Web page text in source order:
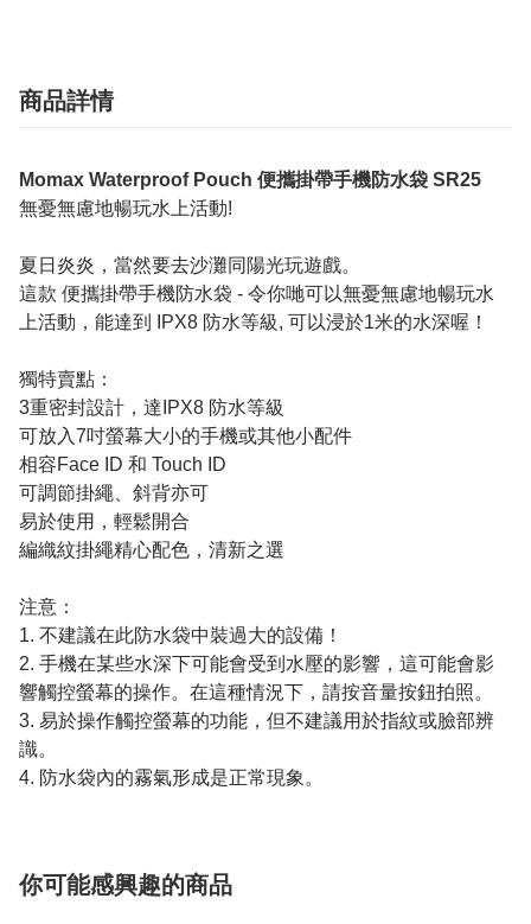
商品詳情
Momax Waterproof Pouch 便攜掛帶手機防水袋 SR25
無憂無慮地暢玩水上活動!
夏日炎炎，當然要去沙灘同陽光玩遊戲。
這款 便攜掛帶手機防水袋 - 令你哋可以無憂無慮地暢玩水
上活動，能達到 IPX8 防水等級, 可以浸於1米的水深喔！
獨特賣點：
3重密封設計，達IPX8 防水等級
可放入7吋螢幕大小的手機或其他小配件
相容Face ID 和 Touch ID
可調節掛繩、斜背亦可
易於使用，輕鬆開合
編織紋掛繩精心配色，清新之選
注意：
1. 不建議在此防水袋中裝過大的設備！
2. 手機在某些水深下可能會受到水壓的影響，這可能會影
響觸控螢幕的操作。在這種情況下，請按音量按鈕拍照。
3. 易於操作觸控螢幕的功能，但不建議用於指紋或臉部辨
識。
4. 防水袋內的霧氣形成是正常現象。
你可能感興趣的商品